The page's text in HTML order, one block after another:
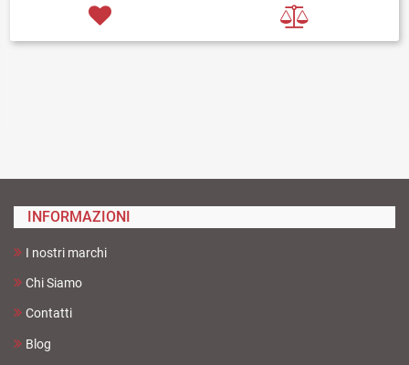
INFORMAZIONI
I nostri marchi
Chi Siamo
Contatti
Blog